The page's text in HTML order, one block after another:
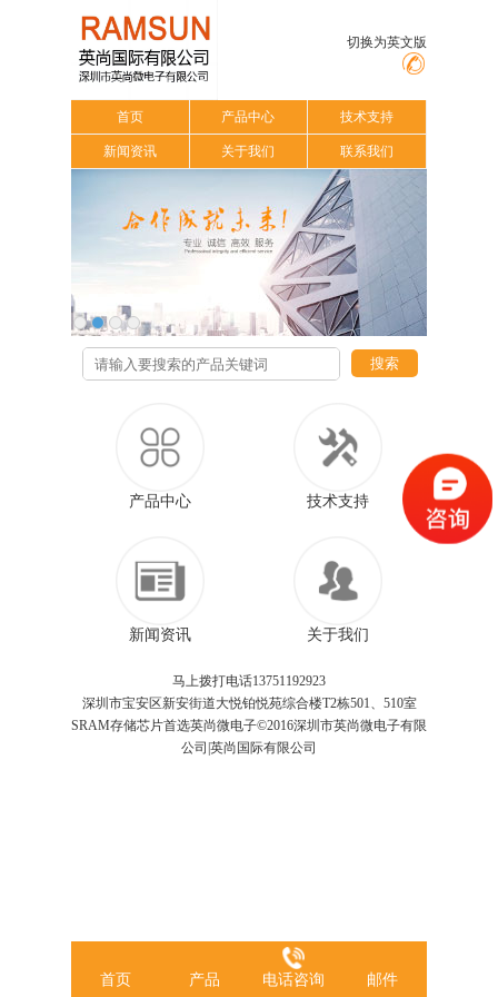
切换为英文版
首页 产品中心 技术支持
新闻资讯 关于我们 联系我们
搜索
产品中心 技术支持
新闻资讯 关于我们
马上拨打电话13751192923
深圳市宝安区新安街道大悦铂悦苑综合楼T2栋501、510室
SRAM存储芯片首选英尚微电子©2016深圳市英尚微电子有限
公司|英尚国际有限公司
首页 产品 电话咨询 邮件